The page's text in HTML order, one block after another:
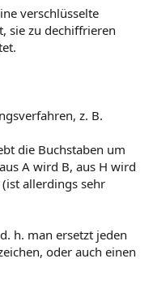
verschlüsselte
sie zu dechiffrieren
z. B.
die Buchstaben um
A wird B, aus H wird
allerdings sehr
h. man ersetzt jeden
oder auch einen